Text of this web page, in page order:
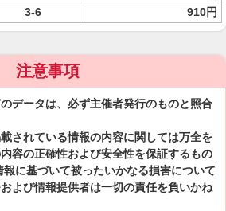
3-6 910円
注意事項
データは、必ず主催者発行のものと照合
されている情報の内容に関しては万全を
容の正確性および安全性を保証するもの
に基づいて被ったいかなる損害について
よび情報提供者は一切の責任を負いかね